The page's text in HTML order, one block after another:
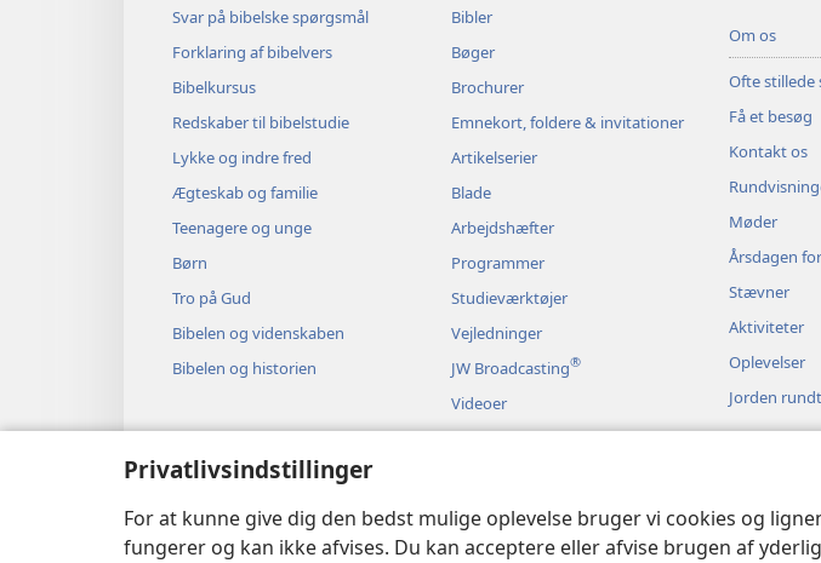
Privatlivsindstillinger
For at kunne give dig den bedst mulige oplevelse bruger vi cookies og
fungerer og kan ikke afvises. Du kan acceptere eller afvise brugen af
Svar på bibelske spørgsmål
Forklaring af bibelvers
Bibelkursus
Redskaber til bibelstudie
Lykke og indre fred
Ægteskab og familie
Teenagere og unge
Børn
Tro på Gud
Bibelen og videnskaben
Bibelen og historien
Bibler
Bøger
Brochurer
Emnekort, foldere & invitationer
Artikelserier
Blade
Arbejdshæfter
Programmer
Studieværktøjer
Vejledninger
JW Broadcasting®
Videoer
Musik
Dramatiseret bibeloplæsning
Om os
Ofte stillede
Få et besøg
Kontakt os
Møder
Årsdagen
Stævner
Aktiviteter
Oplevelser
Jorden rundt